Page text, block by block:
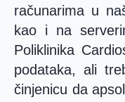
računarima u
kao i na
Poliklinika
podataka, ali
činjenicu da